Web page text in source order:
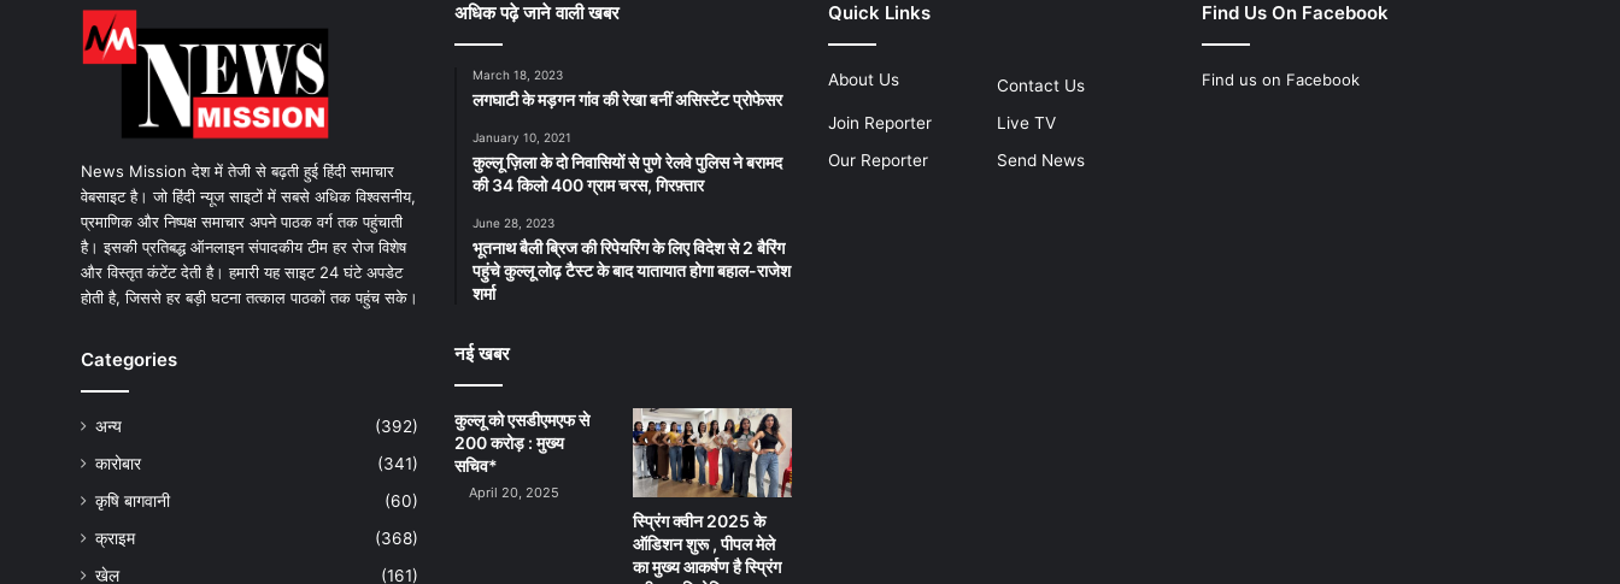
News Mission देश में तेजी से बढ़ती हुई हिंदी समाचार
वेबसाइट है। जो हिंदी न्यूज साइटों में सबसे अधिक विश्वसनीय,
प्रमाणिक और निष्पक्ष समाचार अपने पाठक वर्ग तक पहुंचाती
है। इसकी प्रतिबद्ध ऑनलाइन संपादकीय टीम हर रोज विशेष
और विस्तृत कंटेंट देती है। हमारी यह साइट 24 घंटे अपडेट
होती है, जिससे हर बड़ी घटना तत्काल पाठकों तक पहुंच सके।
Categories
अन्य
(392)
कारोबार
(341)
कृषि बागवानी
(60)
क्राइम
(368)
खेल
(161)
अधिक पढ़े जाने वाली खबर
March 18, 2023
लगघाटी के मड़गन गांव की रेखा बनीं असिस्टेंट प्रोफेसर
January 10, 2021
कुल्लू ज़िला के दो निवासियों से पुणे रेलवे पुलिस ने बरामद
की 34 किलो 400 ग्राम चरस, गिरफ़्तार
June 28, 2023
भूतनाथ बैली ब्रिज की रिपेयरिंग के लिए विदेश से 2 बैरिंग
पहुंचे कुल्लू लोढ़ टैस्ट के बाद यातायात होगा बहाल-राजेश
शर्मा
नई खबर
कुल्लू को एसडीएमएफ से
200 करोड़ : मुख्य
सचिव*
April 20, 2025
स्प्रिंग क्वीन 2025 के
ऑडिशन शुरू , पीपल मेले
का मुख्य आकर्षण है स्प्रिंग
Quick Links
About Us
Contact Us
Join Reporter
Live TV
Our Reporter
Send News
Find Us On Facebook
Find us on Facebook